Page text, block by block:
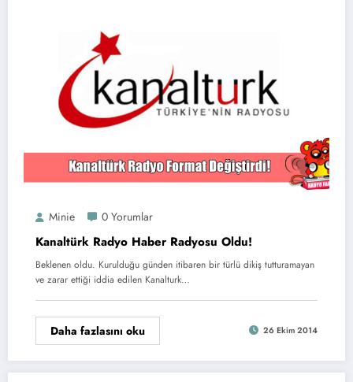
Minie 0 Yorumlar
Kanaltürk Radyo Haber Radyosu Oldu!
Beklenen oldu. Kurulduğu günden itibaren bir türlü dikiş tutturamayan
ve zarar ettiği iddia edilen Kanalturk…
Daha fazlasını oku 26 Ekim 2014